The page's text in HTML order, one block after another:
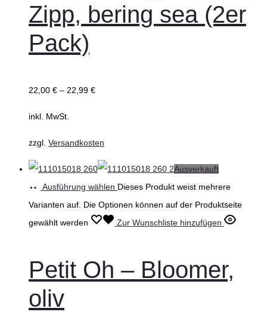
Zipp, bering sea (2er
Pack)
22,00 € – 22,99 €
inkl. MwSt.
zzgl. Versandkosten
Ausverkauft
Ausführung wählen Dieses Produkt weist mehrere
Varianten auf. Die Optionen können auf der Produktseite
gewählt werden
Zur Wunschliste hinzufügen
Petit Oh – Bloomer,
oliv